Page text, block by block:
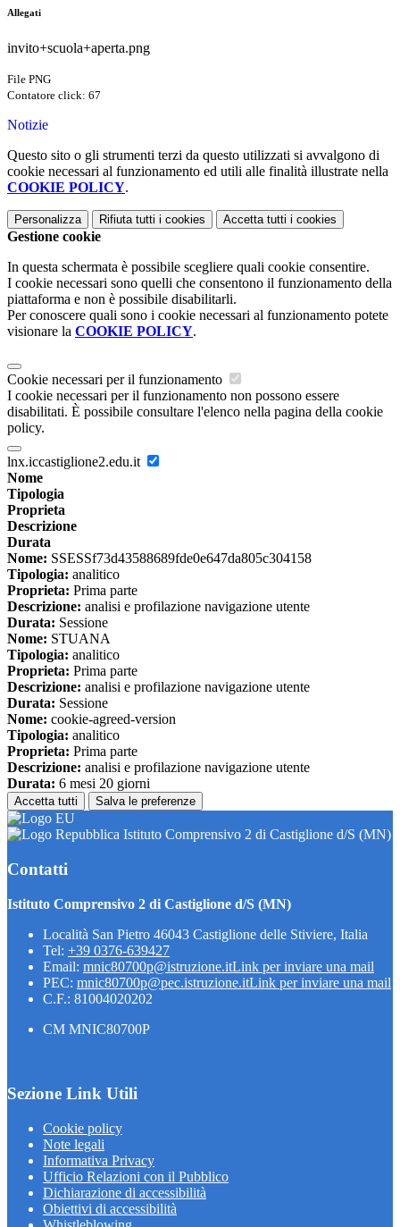
Allegati
invito+scuola+aperta.png
File PNG
Contatore click: 67
Notizie
Questo sito o gli strumenti terzi da questo utilizzati si avvalgono di
cookie necessari al funzionamento ed utili alle finalità illustrate nella
COOKIE POLICY.
Personalizza Rifiuta tutti i cookies Accetta tutti i cookies
Gestione cookie
In questa schermata è possibile scegliere quali cookie consentire.
I cookie necessari sono quelli che consentono il funzionamento della
piattaforma e non è possibile disabilitarli.
Per conoscere quali sono i cookie necessari al funzionamento potete
visionare la COOKIE POLICY.
Cookie necessari per il funzionamento
I cookie necessari per il funzionamento non possono essere
disabilitati. È possibile consultare l'elenco nella pagina della cookie
policy.
lnx.iccastiglione2.edu.it
Nome
Tipologia
Proprieta
Descrizione
Durata
Nome: SSESSf73d43588689fde0e647da805c304158
Tipologia: analitico
Proprieta: Prima parte
Descrizione: analisi e profilazione navigazione utente
Durata: Sessione
Nome: STUANA
Tipologia: analitico
Proprieta: Prima parte
Descrizione: analisi e profilazione navigazione utente
Durata: Sessione
Nome: cookie-agreed-version
Tipologia: analitico
Proprieta: Prima parte
Descrizione: analisi e profilazione navigazione utente
Durata: 6 mesi 20 giorni
Accetta tutti Salva le preferenze
Istituto Comprensivo 2 di Castiglione d/S (MN)
Contatti
Istituto Comprensivo 2 di Castiglione d/S (MN)
Località San Pietro 46043 Castiglione delle Stiviere, Italia
Tel: +39 0376-639427
Email: mnic80700p@istruzione.itLink per inviare una mail
PEC: mnic80700p@pec.istruzione.itLink per inviare una mail
C.F.: 81004020202
CM MNIC80700P
Sezione Link Utili
Cookie policy
Note legali
Informativa Privacy
Ufficio Relazioni con il Pubblico
Dichiarazione di accessibilità
Obiettivi di accessibilità